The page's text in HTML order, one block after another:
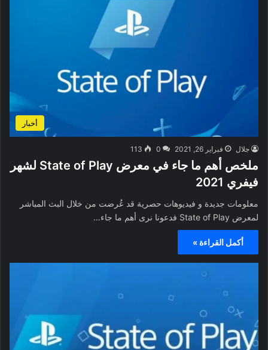
أخبار
جلال فبراير 26, 2021 0
113
ملخص أهم ما جاء في معرض State of Play لشهر
فيفري 2021
معلومات جديدة و فيديوهات حصرية قد عُرضت من خلال البث المباشر
لمعرض State of Play فدعونا نرى أهم ما جاء…
أكمل القراءة »